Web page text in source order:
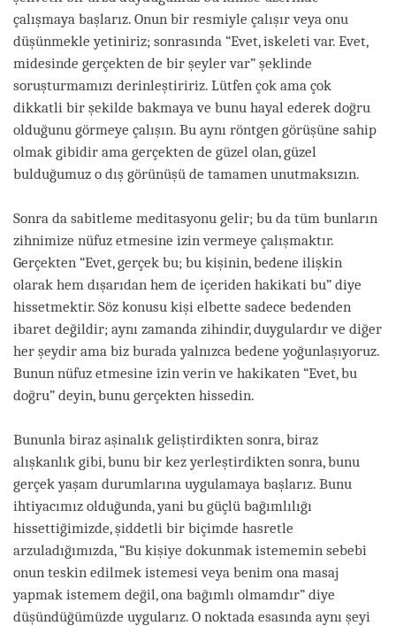
çalışmaya başlarız. Onun bir resmiyle çalışır veya onu
düşünmekle yetiniriz; sonrasında “Evet, iskeleti var. Evet,
midesinde gerçekten de bir şeyler var” şeklinde
soruşturmamızı derinleştiririz. Lütfen çok ama çok
dikkatli bir şekilde bakmaya ve bunu hayal ederek doğru
olduğunu görmeye çalışın. Bu aynı röntgen görüşüne sahip
olmak gibidir ama gerçekten de güzel olan, güzel
bulduğumuz o dış görünüşü de tamamen unutmaksızın.
Sonra da sabitleme meditasyonu gelir; bu da tüm bunların
zihnimize nüfuz etmesine izin vermeye çalışmaktır.
Gerçekten “Evet, gerçek bu; bu kişinin, bedene ilişkin
olarak hem dışarıdan hem de içeriden hakikati bu” diye
hissetmektir. Söz konusu kişi elbette sadece bedenden
ibaret değildir; aynı zamanda zihindir, duygulardır ve diğer
her şeydir ama biz burada yalnızca bedene yoğunlaşıyoruz.
Bunun nüfuz etmesine izin verin ve hakikaten “Evet, bu
doğru” deyin, bunu gerçekten hissedin.
Bununla biraz aşinalık geliştirdikten sonra, biraz
alışkanlık gibi, bunu bir kez yerleştirdikten sonra, bunu
gerçek yaşam durumlarına uygulamaya başlarız. Bunu
ihtiyacımız olduğunda, yani bu güçlü bağımlılığı
hissettiğimizde, şiddetli bir biçimde hasretle
arzuladığımızda, “Bu kişiye dokunmak istememin sebebi
onun teskin edilmek istemesi veya benim ona masaj
yapmak istemem değil, ona bağımlı olmamdır” diye
düşündüğümüzde uygularız. O noktada esasında aynı şeyi